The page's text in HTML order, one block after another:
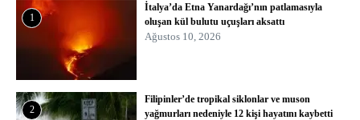
1
İtalya’da Etna Yanardağı’nın patlamasıyla
oluşan kül bulutu uçuşları aksattı
Ağustos 10, 2026
2
Filipinler’de tropikal siklonlar ve muson
yağmurları nedeniyle 12 kişi hayatını kaybetti